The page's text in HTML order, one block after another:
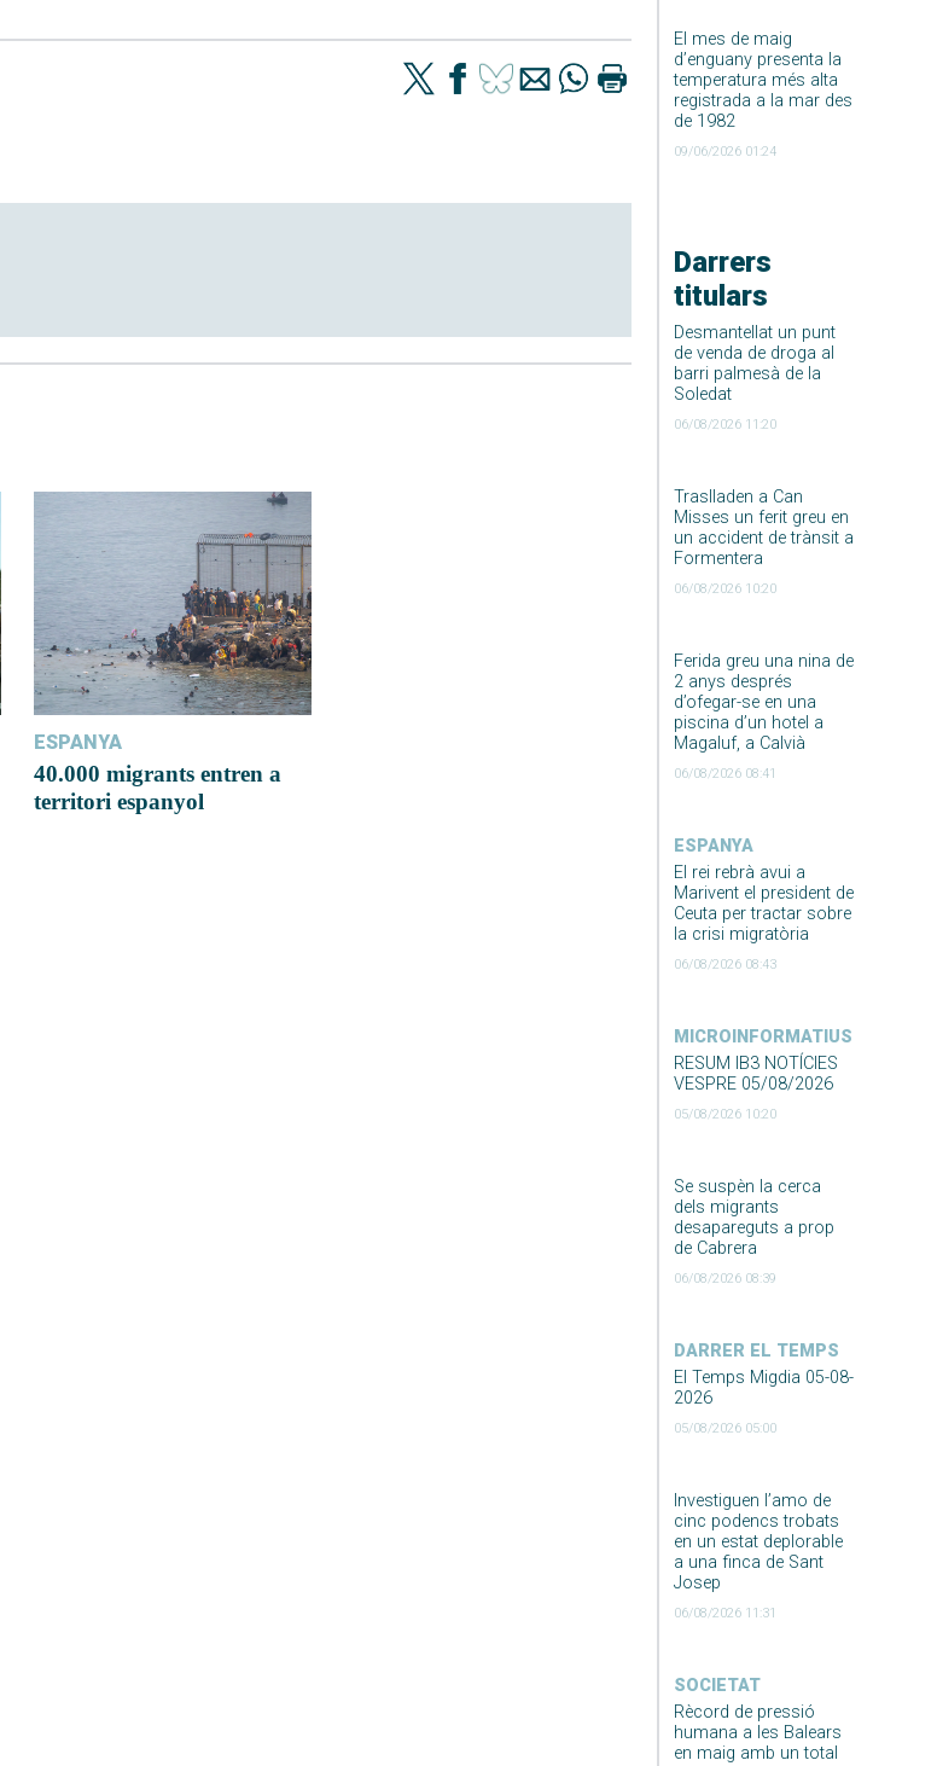
El mes de maig
d’enguany presenta la
temperatura més alta
registrada a la mar des
de 1982
09/06/2026 01:24
Darrers
titulars
Desmantellat un punt
de venda de droga al
barri palmesà de la
Soledat
06/08/2026 11:20
Traslladen a Can
Misses un ferit greu en
un accident de trànsit a
Formentera
06/08/2026 10:20
Ferida greu una nina de
2 anys després
d’ofegar-se en una
piscina d’un hotel a
Magaluf, a Calvià
06/08/2026 08:41
ESPANYA
El rei rebrà avui a
Marivent el president de
Ceuta per tractar sobre
la crisi migratòria
06/08/2026 08:43
MICROINFORMATIUS
RESUM IB3 NOTÍCIES
VESPRE 05/08/2026
05/08/2026 10:20
Se suspèn la cerca
dels migrants
desapareguts a prop
de Cabrera
06/08/2026 08:39
DARRER EL TEMPS
El Temps Migdia 05-08-
2026
05/08/2026 05:00
Investiguen l’amo de
cinc podencs trobats
en un estat deplorable
a una finca de Sant
Josep
06/08/2026 11:31
SOCIETAT
Rècord de pressió
humana a les Balears
en maig amb un total
ESPANYA
40.000 migrants entren a
territori espanyol